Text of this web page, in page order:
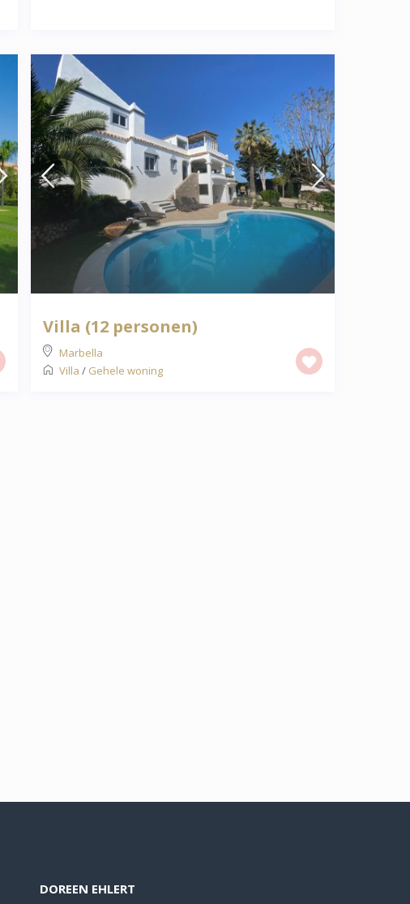
Villa (12 personen)
Marbella
Villa / Gehele woning
DOREEN EHLERT